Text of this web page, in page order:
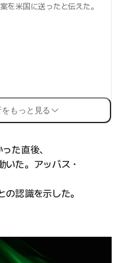
を米国に送ったと伝えた。
もっと見る
た直後、
いた。アッバス・
認識を示した。